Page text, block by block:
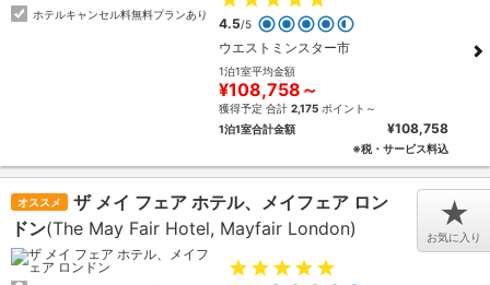
ホテルキャンセル料無料プランあり
4.5/5
ウエストミンスター市
1泊1室平均金額
¥108,758～
獲得予定 合計 2,175 ポイント～
1泊1室合計金額
¥108,758
※税・サービス料込
オススメ
ザ メイ フェア ホテル、メイフェア ロン
ドン(The May Fair Hotel, Mayfair London) ★
お気に入り